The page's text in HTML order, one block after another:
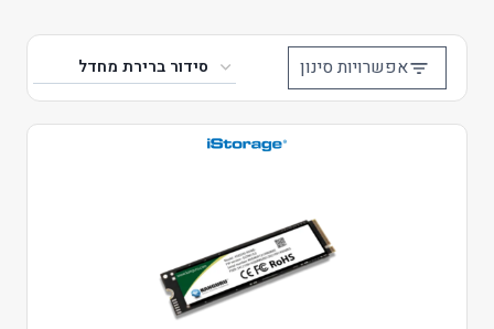
אפשרויות סינון